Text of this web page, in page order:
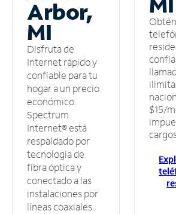
Arbor,
MI
Disfruta de
Internet rápido y
confiable para tu
hogar a un precio
económico.
Spectrum
Internet® está
respaldado por
tecnología de
fibra óptica y
conectado a las
instalaciones por
líneas coaxiales.
$15/